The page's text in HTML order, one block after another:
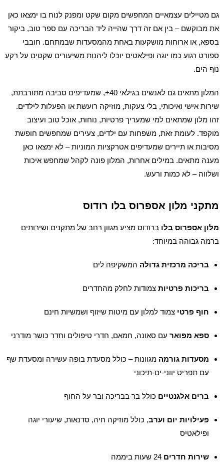
גם מטיילים עצמאיים המחפשים מקום שקט ומפנק לנוח בו ימצאו כאן
את מבוקשם – בין אם זה דרך שהייה ליד הבריכה עם ספר טוב, ביקור
בספא, או ארוחות מושקעות באחת מהמסעדות שבמתחם. חובבי
ספורט רגוע כמו יוגה ופילאטיס יוכלו ליהנות משיעורים שקטים על רקע
נוף הים.
המלון מתאים גם לאנשים בגילאי 40+, שמעדיפים סביבה מתורבתת,
שירות אישי ואיכותי, בלי צעקות, מוזיקה רועשת או הפעלות לילדים.
זהו מלון שמתאים למי שמעריך פרטיות, נוחות, אוכל טוב ועיצוב
מוקפד. לעומת זאת, משפחות עם ילדים, צעירים שמחפשים חופשת
מסיבות או תיירים שמעדיפים אטרקציות המוניות – לא ימצאו כאן
מענה מתאים. במילים אחרות, המלון פונה לקהל שמחפש איכות
ושלווה – לא כמות ורעש.
מתקני מלון אספרוס בלו רודוס
מלון אספרוס בלו ברודוס מציע מגוון רחב של מתקנים ושירותים
ברמה גבוהה במיוחד:
בריכה מרכזית גדולה המשקיפה לים
בריכות פרטיות צמודות לחלק מהחדרים
חוף פרטי צמוד למלון עם מיטות שיזוף ושמשיות חינם
ספא מפואר עם סאונה, חמאם, חדרי טיפולים וחדר כושר מודרני
מסעדות גורמה מגוונות – כולל מסעדת בופה עשירה ומסעדת שף
עם תפריט יווני-ים-תיכוני
ברים אלגנטיים כולל בר בבריכה ובר על החוף
פעילויות יום וערב, כולל מוזיקה חיה, סדנאות, שיעורי יוגה
ופילאטיס
שירות חדרים